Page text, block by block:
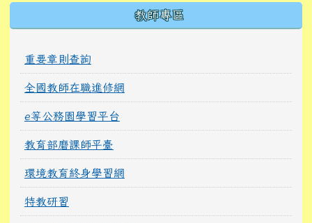
教師專區
重要章則查詢
全國教師在職進修網
e等公務園學習平台
教育部磨課師平臺
環境教育終身學習網
特教研習